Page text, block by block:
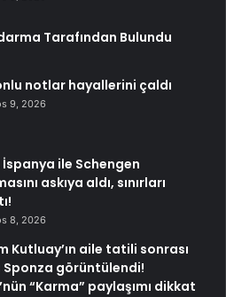
Tarafından Bulundu
notlar hayallerini çaldı
9, 2026
ile Schengen
askıya aldı, sınırları
8, 2026
Kutluay’ın aile tatili sonrası
Sponza görüntülendi!
“Karma” paylaşımı dikkat